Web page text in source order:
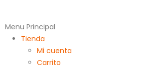
Menu Principal
Tienda
Mi cuenta
Carrito